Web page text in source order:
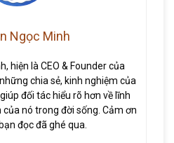
Ngọc Minh
hiện là CEO & Founder của
chia sẻ, kinh nghiệm của
đối tác hiểu rõ hơn về lĩnh
nó trong đời sống. Cảm ơn
đọc đã ghé qua.